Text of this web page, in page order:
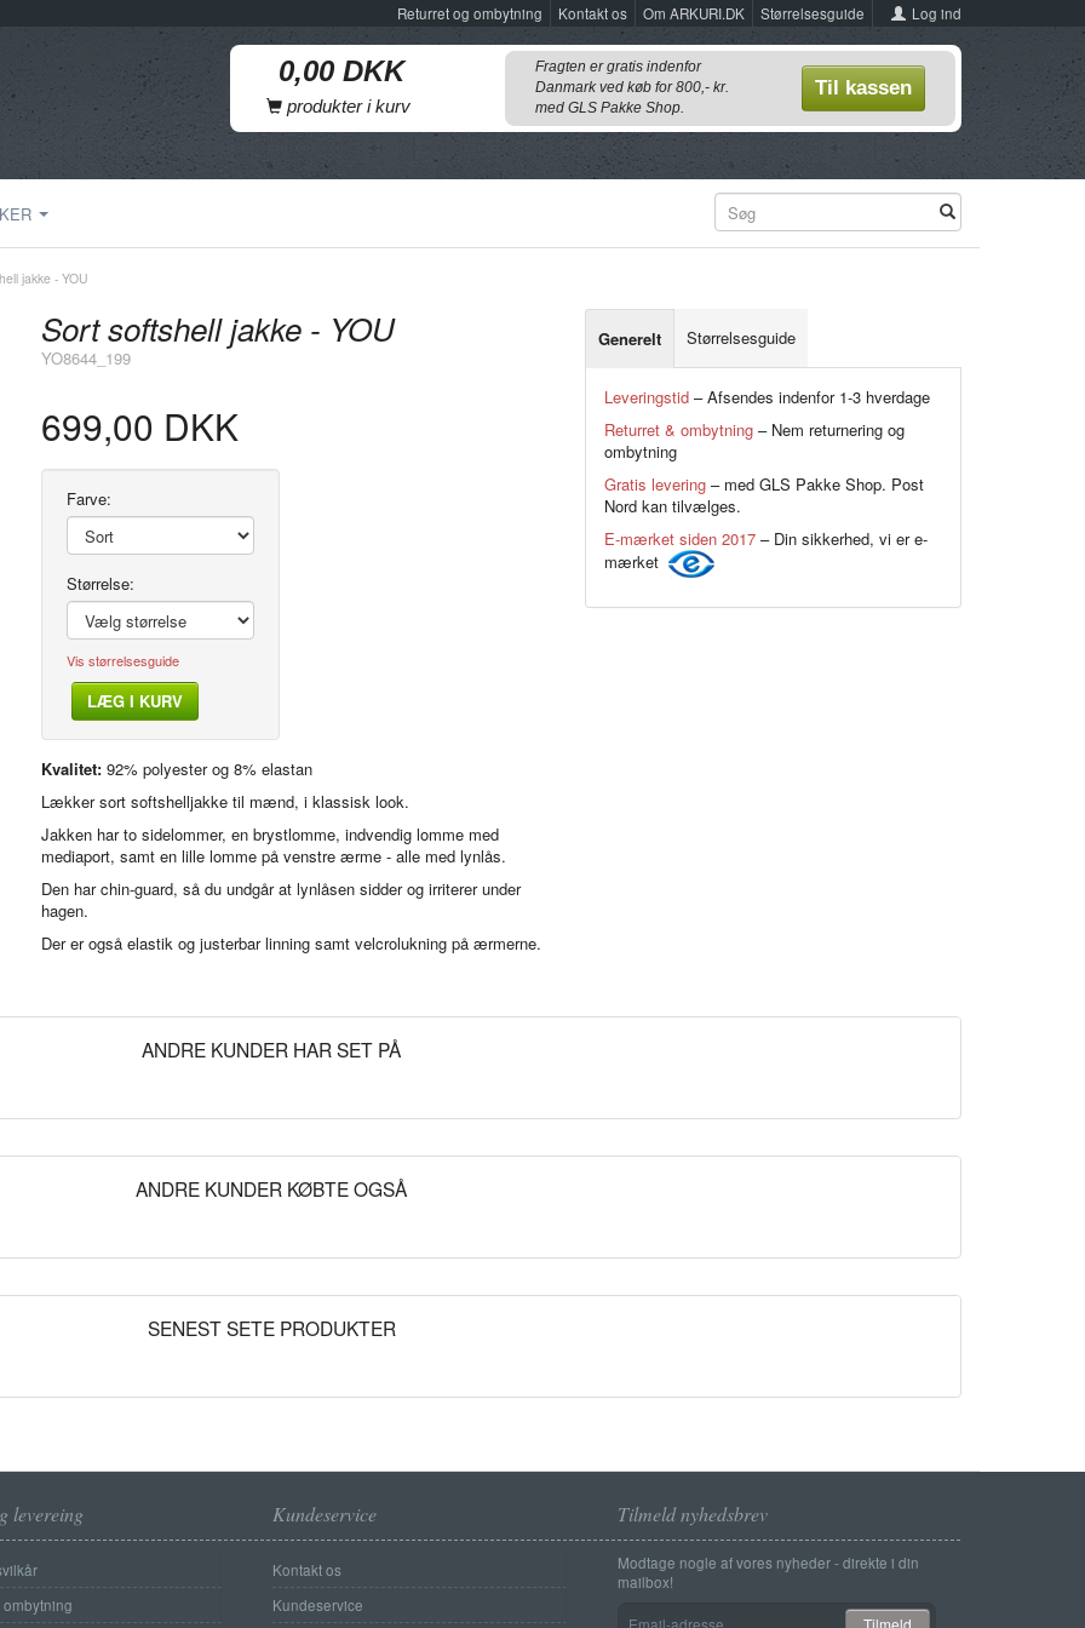
Log ind
Størrelsesguide
Om ARKURI.DK
Kontakt os
Returret og ombytning
produkter i kurv
Fragten er gratis indenfor
Danmark ved køb for 800,- kr.
med GLS Pakke Shop.
Til kassen
jakke - YOU
Modelfoto
Sort softshell jakke - YOU
YO8644_199
699,00 DKK
Vis størrelsesguide
Farve:
Størrelse:
LÆG I KURV
Kvalitet:92% polyester og 8% elastan
Lækker sort softshelljakke til mænd, i klassisk look.
Jakken har to sidelommer, en brystlomme, indvendig lomme med
mediaport, samt en lille lomme på venstre ærme - alle med lynlås.
Den har chin-guard, så du undgår at lynlåsen sidder og irriterer under
hagen.
Der er også elastik og justerbar linning samt velcrolukning på ærmerne.
Generelt Størrelsesguide
Leveringstid– Afsendes indenfor 1-3 hverdage
Returret & ombytning– Nem returnering og
ombytning
Gratis levering– med GLS Pakke Shop. Post
Nord kan tilvælges.
E-mærket siden 2017– Din sikkerhed, vi er e-
mærket
ANDRE KUNDER HAR SET PÅ
ANDRE KUNDER KØBTE OGSÅ
SENEST SETE PRODUKTER
levereing Kundeservice
Kontakt os
Kundeservice
Tilmeld nyhedsbrev
Modtage nogle af vores nyheder - direkte i din
mailbox!
Tilmeld